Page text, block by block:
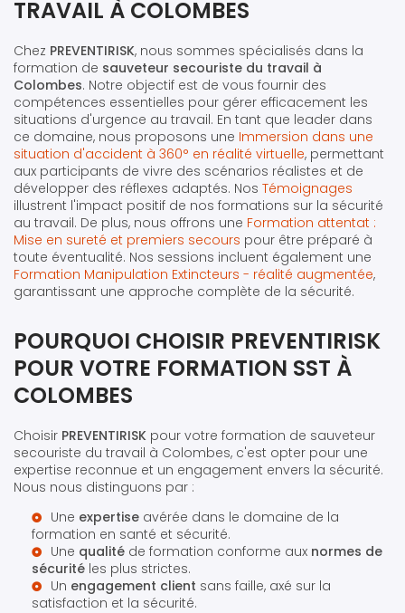
TRAVAIL À COLOMBES
Chez PREVENTIRISK, nous sommes spécialisés dans la
formation de sauveteur secouriste du travail à
Colombes. Notre objectif est de vous fournir des
compétences essentielles pour gérer efficacement les
situations d'urgence au travail. En tant que leader dans
ce domaine, nous proposons une Immersion dans une
situation d'accident à 360° en réalité virtuelle, permettant
aux participants de vivre des scénarios réalistes et de
développer des réflexes adaptés. Nos Témoignages
illustrent l'impact positif de nos formations sur la sécurité
au travail. De plus, nous offrons une Formation attentat :
Mise en sureté et premiers secours pour être préparé à
toute éventualité. Nos sessions incluent également une
Formation Manipulation Extincteurs - réalité augmentée,
garantissant une approche complète de la sécurité.
POURQUOI CHOISIR PREVENTIRISK
POUR VOTRE FORMATION SST À
COLOMBES
Choisir PREVENTIRISK pour votre formation de sauveteur
secouriste du travail à Colombes, c'est opter pour une
expertise reconnue et un engagement envers la sécurité.
Nous nous distinguons par :
Une expertise avérée dans le domaine de la
formation en santé et sécurité.
Une qualité de formation conforme aux normes de
sécurité les plus strictes.
Un engagement client sans faille, axé sur la
satisfaction et la sécurité.